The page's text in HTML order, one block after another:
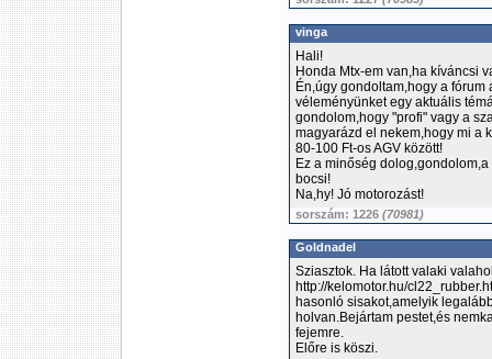
vinga
Hali!
Honda Mtx-em van,ha kíváncsi
Én,úgy gondoltam,hogy a
véleményünket egy aktuális
gondolom,hogy "profi" vagy a
magyarázd el nekem,hogy mi a
80-100 Ft-os AGV között!
Ez a minőség
bocsi!
Na,hy! Jó motorozást!
sorszám: 1226 (70981)
Goldnadel
Sziasztok. Ha látott valaki
http://kelomotor.hu/
hasonló sisakot,amelyik
holvan.Bejártam pestet,és
fejemre.
Előre is köszi.